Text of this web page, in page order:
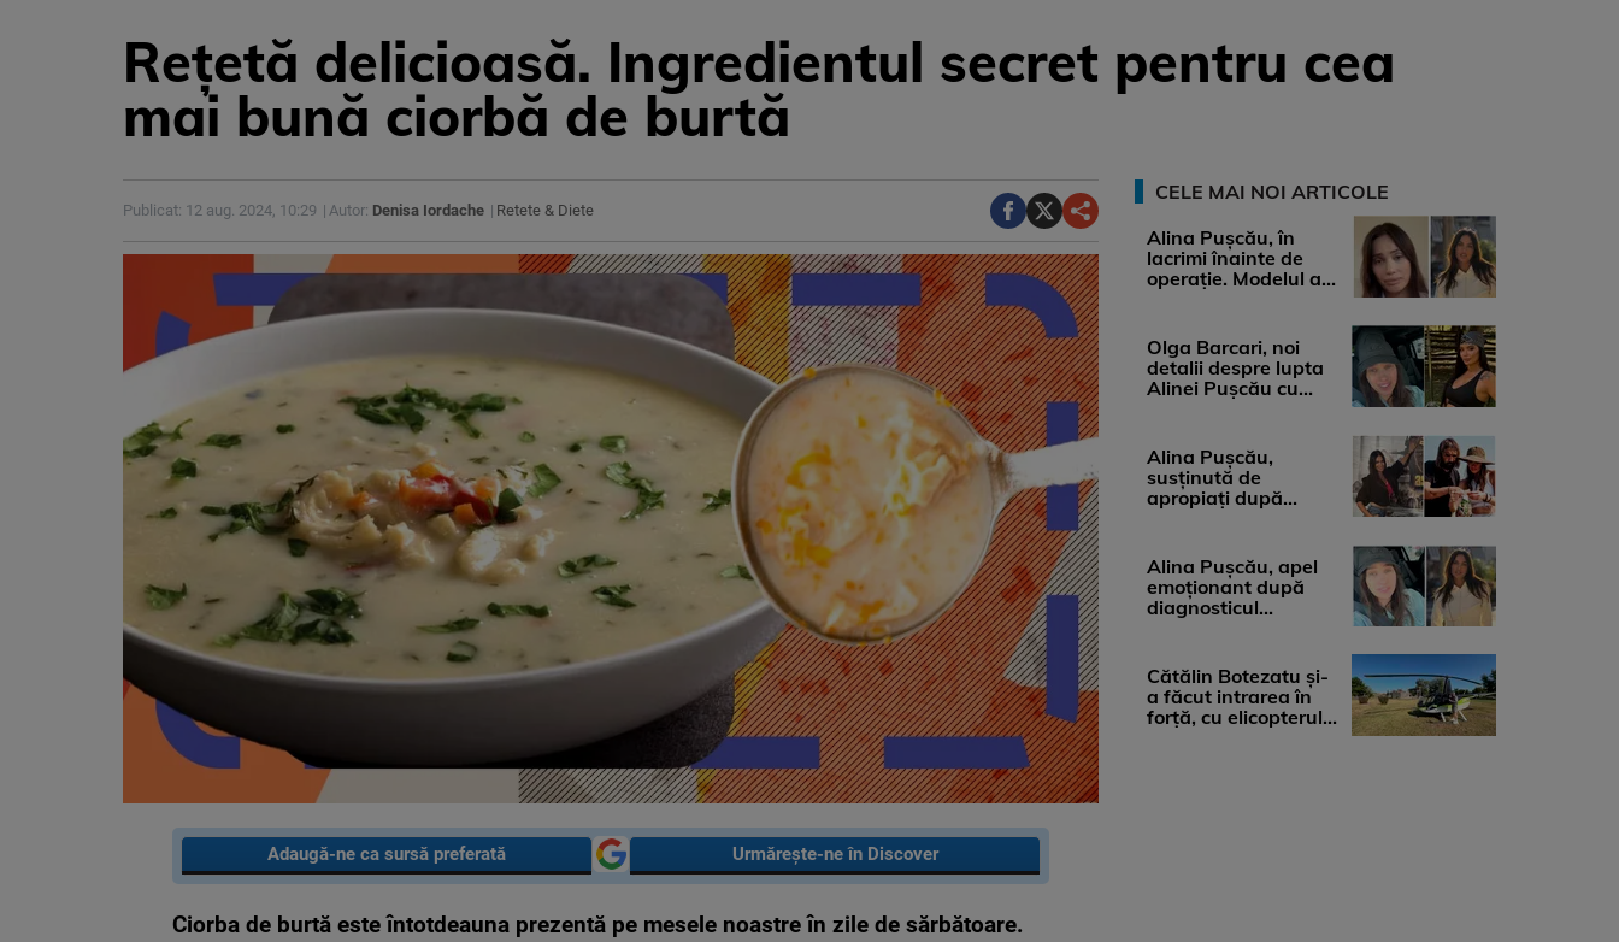
Rețetă delicioasă. Ingredientul secret pentru cea
mai bună ciorbă de burtă
Publicat: 12 aug. 2024, 10:29 Autor: Denisa Iordache Retete & Diete
Adaugă-ne ca sursă preferată Urmărește-ne în Discover
Ciorba de burtă este întotdeauna prezentă pe mesele noastre în zile de sărbătoare.
CELE MAI NOI ARTICOLE
Alina Pușcău, în
lacrimi înainte de
operație. Modelul a
Olga Barcari, noi
detalii despre lupta
Alinei Pușcău cu
Alina Pușcău,
susținută de
apropiați după
medicii, ...
Alina Pușcău, apel
emoționant după
diagnosticul
...
Cătălin Botezatu și-
a făcut intrarea în
forță, cu elicopterul,